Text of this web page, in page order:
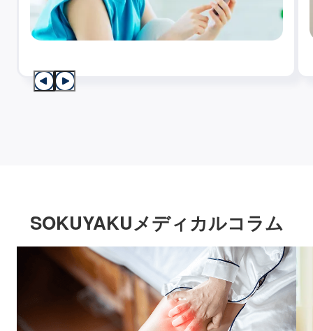
SOKUYAKUメディカルコラム